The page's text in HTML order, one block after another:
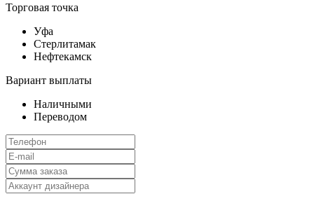
Торговая точка
Уфа
Стерлитамак
Нефтекамск
Вариант выплаты
Наличными
Переводом